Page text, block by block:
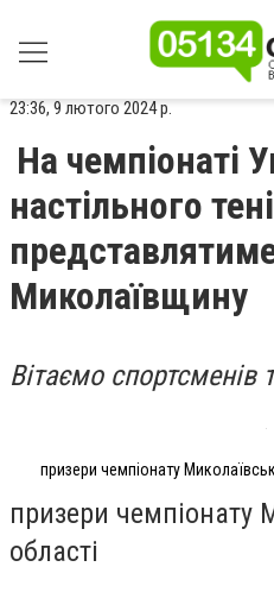
23:36, 9 лютого 2024 р.
На чемпіонаті
настільного
Миколаївщину
Вітаємо спортсменів
призери чемпіонату
призери чемпіонату
області